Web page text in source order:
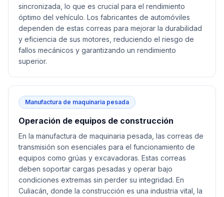
sincronizada, lo que es crucial para el rendimiento
óptimo del vehículo. Los fabricantes de automóviles
dependen de estas correas para mejorar la durabilidad
y eficiencia de sus motores, reduciendo el riesgo de
fallos mecánicos y garantizando un rendimiento
superior.
Manufactura de maquinaria pesada
Operación de equipos de construcción
En la manufactura de maquinaria pesada, las correas de
transmisión son esenciales para el funcionamiento de
equipos como grúas y excavadoras. Estas correas
deben soportar cargas pesadas y operar bajo
condiciones extremas sin perder su integridad. En
Culiacán, donde la construcción es una industria vital, la